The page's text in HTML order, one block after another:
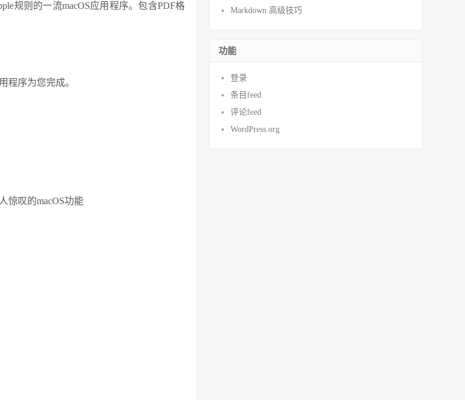
规则的一流macOS应用程序。包含PDF格
程序为您完成。
惊叹的macOS功能
Markdown 高级技巧
功能
登录
条目feed
评论feed
WordPress.org